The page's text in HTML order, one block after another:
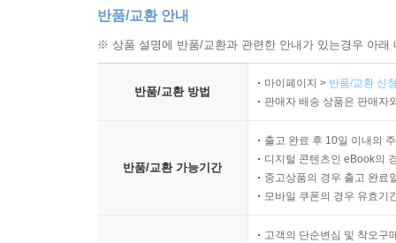
반품/교환 안내
※ 상품 설명에 반품/교환과 관련한 안내가 있는경우 아
반품/교환 방법
마이페이지 > 반품/교환 신
판매자 배송 상품은 판매자
반품/교환 가능기간
출고 완료 후 10일 이내의
디지털 콘텐츠인 eBook의
중고상품의 경우 출고 완료
모바일 쿠폰의 경우 유효기
고객의 단순변심 및 착오구